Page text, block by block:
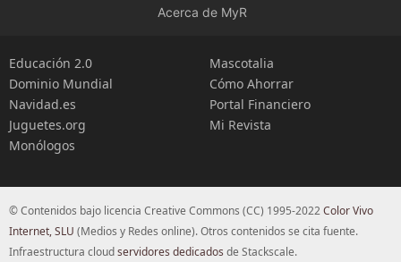
Acerca de MyR
Educación 2.0
Dominio Mundial
Navidad.es
Juguetes.org
Monólogos
Mascotalia
Cómo Ahorrar
Portal Financiero
Mi Revista
© Contenidos bajo licencia Creative Commons (CC) 1995-2022Color Vivo
Internet, SLU (Medios y Redes online). Otros contenidos se cita fuente.
Infraestructura cloudservidores dedicados de Stackscale.